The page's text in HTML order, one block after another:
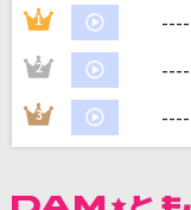
1 ----
2 ----
3 ----